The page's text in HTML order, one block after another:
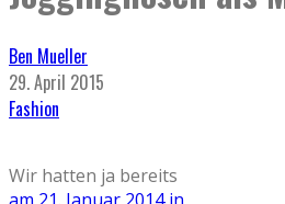
Ben Mueller
29. April 2015
Fashion
Wir hatten ja bereits